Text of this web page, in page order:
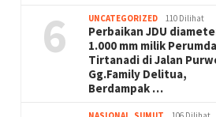
6 UNCATEGORIZED 110 Dilihat
Perbaikan JDU
1.000 mm milik Perumda
Tirtanadi di Jalan
Gg.Family Delitua,
Berdampak …